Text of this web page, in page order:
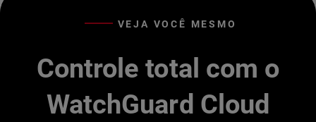
VEJA VOCÊ MESMO
Controle total com o
WatchGuard Cloud